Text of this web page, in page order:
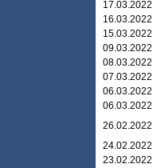
17.03.2022
16.03.2022
15.03.2022
09.03.2022
08.03.2022
07.03.2022
06.03.2022
06.03.2022
26.02.2022
24.02.2022
23.02.2022